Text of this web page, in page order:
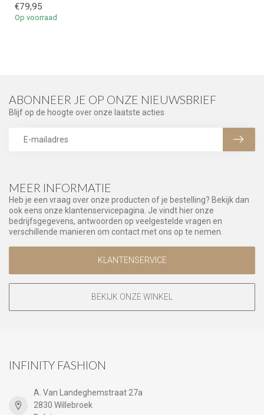
€79,95
Op voorraad
MEER INFORMATIE
Heb je een vraag over onze producten of je bestelling? Bekijk dan
ook eens onze klantenservicepagina. Je vindt hier onze
bedrijfsgegevens, antwoorden op veelgestelde vragen en
verschillende manieren om contact met ons op te nemen.
KLANTENSERVICE
BEKIJK ONZE WINKEL
ABONNEER JE OP ONZE NIEUWSBRIEF
Blijf op de hoogte over onze laatste acties
INFINITY FASHION
A. Van Landeghemstraat 27a
2830 Willebroek